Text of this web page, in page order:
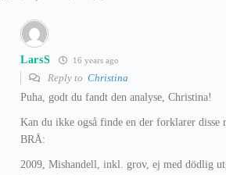
LarsS 16 years ago
Reply to Christina
Puha, godt du fandt den analyse, Christina!
Kan du ikke også finde en der forklarer disse
BRÅ:
2009, Mishandell, inkl. grov, ej med dödlig